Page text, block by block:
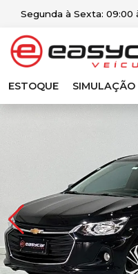
Segunda à Sexta: 09:00
ESTOQUE SIMULAÇÃO